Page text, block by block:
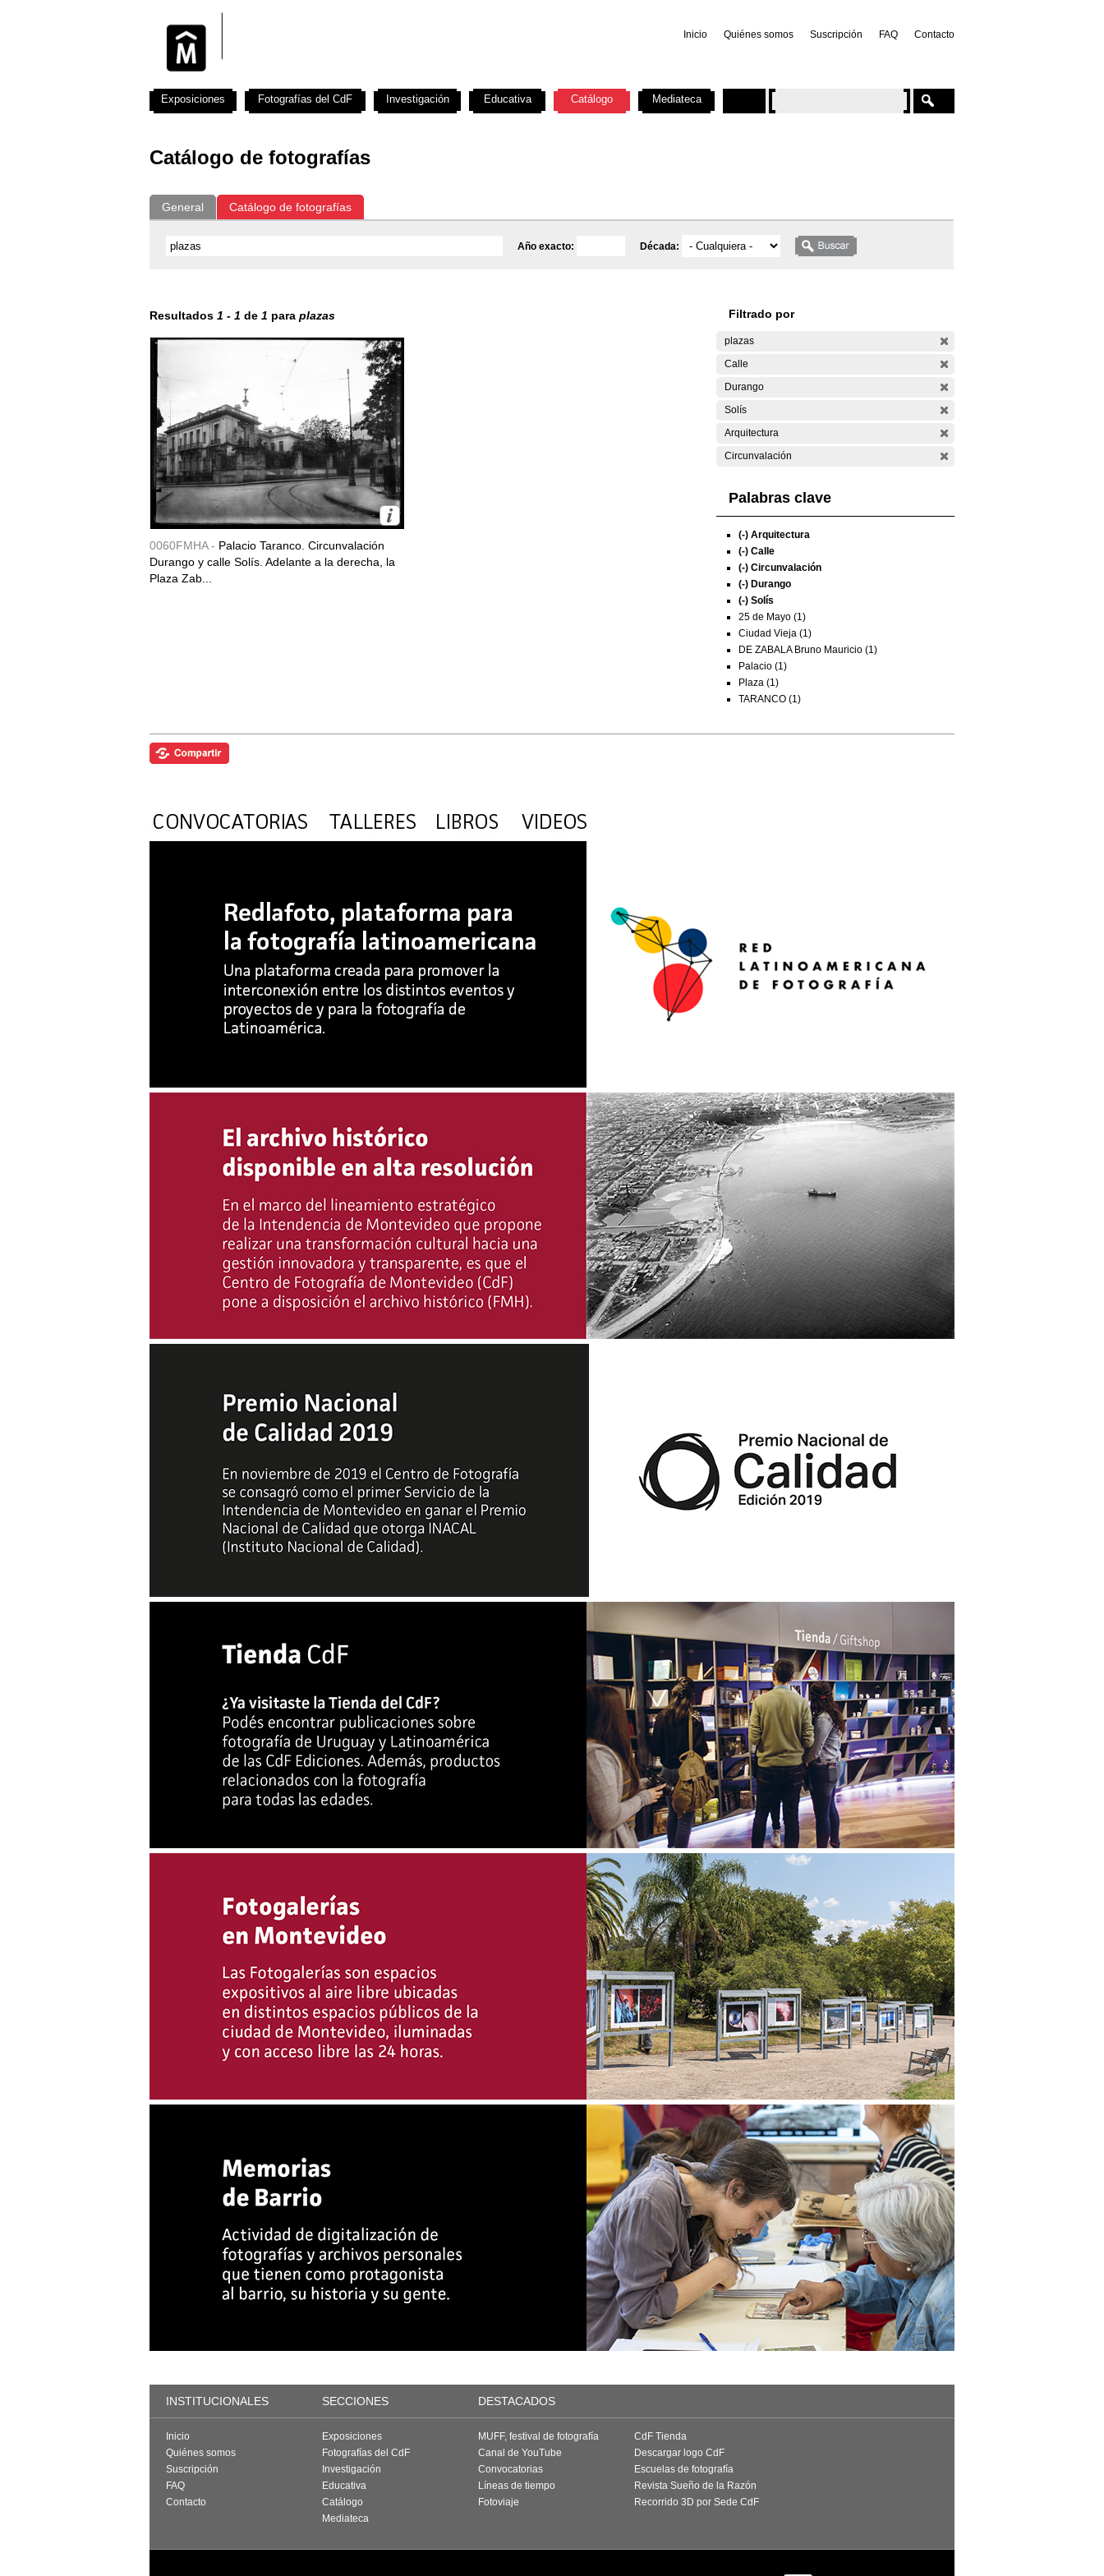
Inicio Quiénes somos Suscripción FAQ Contacto
Catálogo de fotografías
General Catálogo de fotografías
Año exacto: Década:
Resultados 1 - 1 de 1 para plazas
0060FMHA - Palacio Taranco. Circunvalación
Durango y calle Solís. Adelante a la derecha, la
Plaza Zab...
Filtrado por
plazas
Calle
Durango
Solís
Arquitectura
Circunvalación
Palabras clave
(-) Arquitectura
(-) Calle
(-) Circunvalación
(-) Durango
(-) Solís
25 de Mayo (1)
Ciudad Vieja (1)
DE ZABALA Bruno Mauricio (1)
Palacio (1)
Plaza (1)
TARANCO (1)
Exposiciones Fotografías del CdF Investigación Educativa Catálogo Mediateca
INSTITUCIONALES SECCIONES DESTACADOS
Inicio
Quiénes somos
Suscripción
FAQ
Contacto
Exposiciones
Fotografías del CdF
Investigación
Educativa
Catálogo
Mediateca
MUFF, festival de fotografía
Canal de YouTube
Convocatorias
Líneas de tiempo
Fotoviaje
CdF Tienda
Descargar logo CdF
Escuelas de fotografía
Revista Sueño de la Razón
Recorrido 3D por Sede CdF